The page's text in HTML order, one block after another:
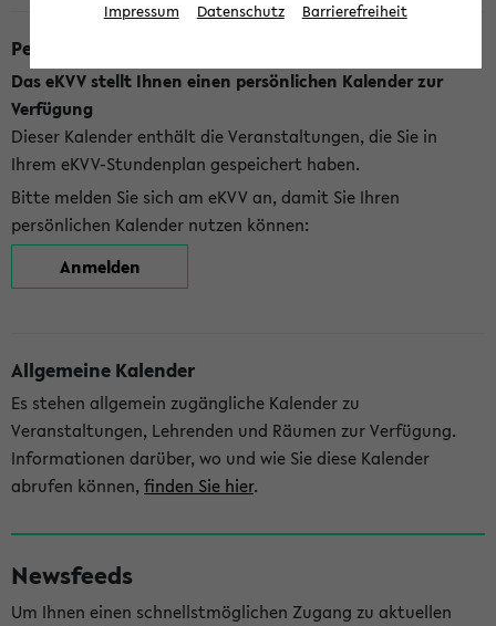
Persönlicher Kalender
Das eKVV stellt Ihnen einen persönlichen Kalender zur
Verfügung
Dieser Kalender enthält die Veranstaltungen, die Sie in
Ihrem eKVV-Stundenplan gespeichert haben.
Bitte melden Sie sich am eKVV an, damit Sie Ihren
persönlichen Kalender nutzen können:
Anmelden
Allgemeine Kalender
Es stehen allgemein zugängliche Kalender zu
Veranstaltungen, Lehrenden und Räumen zur Verfügung.
Informationen darüber, wo und wie Sie diese Kalender
abrufen können, finden Sie hier.
Newsfeeds
Um Ihnen einen schnellstmöglichen Zugang zu aktuellen
Impressum Datenschutz Barrierefreiheit